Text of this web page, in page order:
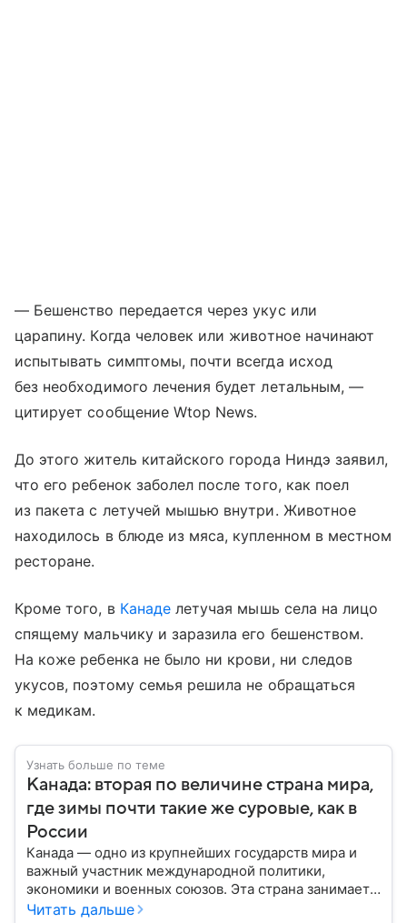
— Бешенство передается через укус или
царапину. Когда человек или животное начинают
испытывать симптомы, почти всегда исход
без необходимого лечения будет летальным, —
цитирует сообщение Wtop News.
До этого житель китайского города Ниндэ заявил,
что его ребенок заболел после того, как поел
из пакета с летучей мышью внутри. Животное
находилось в блюде из мяса, купленном в местном
ресторане.
Кроме того, в Канаделетучая мышь села на лицо
спящему мальчику и заразила его бешенством.
На коже ребенка не было ни крови, ни следов
укусов, поэтому семья решила не обращаться
к медикам.
Узнать больше по теме
Канада: вторая по величине страна мира,
где зимы почти такие же суровые, как в
России
Канада — одно из крупнейших государств мира и
важный участник международной политики,
экономики и военных союзов. Эта страна занимает
огромную часть Северной Америки и обладает
Читать дальше